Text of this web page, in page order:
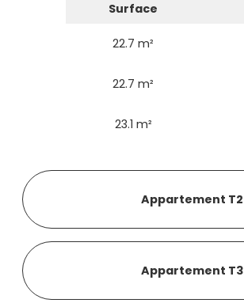
Surface
22.7 m²
22.7 m²
23.1 m²
Appartement T2
Appartement T3